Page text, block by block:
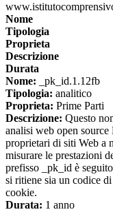
Nome
Tipologia
Proprieta
Descrizione
Durata
Nome: _pk_id.1.12fb
Tipologia: analitico
Proprieta: Prime Parti
Descrizione: Questo
analisi web open
proprietari di siti Web a
misurare le prestazioni
prefisso _pk_id è
si ritiene sia un codice
cookie.
Durata: 1 anno